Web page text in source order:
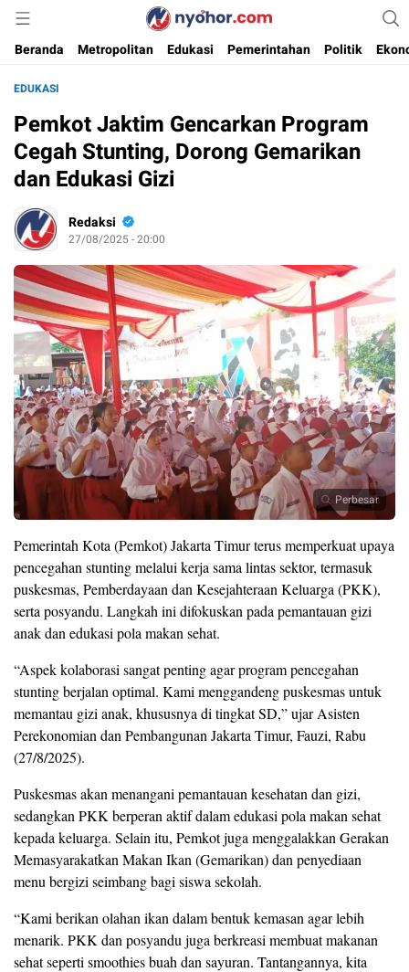
Nyohor.com
Media Informasi Ternyohor
Beranda
Metropolitan Edukasi Pemerintahan Politik
EDUKASI
Pemkot Jaktim Gencarkan Program
Cegah Stunting, Dorong Gemarikan
dan Edukasi Gizi
Redaksi
27/08/2025 - 20:00
Perbesar
Pemerintah Kota (Pemkot) Jakarta Timur terus memperkuat upaya
pencegahan stunting melalui kerja sama lintas sektor, termasuk
puskesmas, Pemberdayaan dan Kesejahteraan Keluarga (PKK),
serta posyandu. Langkah ini difokuskan pada pemantauan gizi
anak dan edukasi pola makan sehat.
“Aspek kolaborasi sangat penting agar program pencegahan
stunting berjalan optimal. Kami menggandeng puskesmas untuk
memantau gizi anak, khususnya di tingkat SD,” ujar Asisten
Perekonomian dan Pembangunan Jakarta Timur, Fauzi, Rabu
(27/8/2025).
Puskesmas akan menangani pemantauan kesehatan dan gizi,
sedangkan PKK berperan aktif dalam edukasi pola makan sehat
kepada keluarga. Selain itu, Pemkot juga menggalakkan Gerakan
Memasyarakatkan Makan Ikan (Gemarikan) dan penyediaan
menu bergizi seimbang bagi siswa sekolah.
“Kami berikan olahan ikan dalam bentuk kemasan agar lebih
menarik. PKK dan posyandu juga berkreasi membuat makanan
sehat seperti smoothies buah dan sayuran. Tantangannya, kita